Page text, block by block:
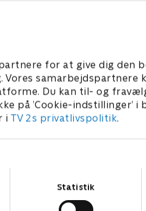
for at give dig den
samarbejdspartnere
Du kan til- og
på ’Cookie-indstillinger’ i
i TV 2s privatlivspolitik.
Statistik
har